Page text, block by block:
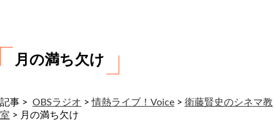
月の満ち欠け
記事 > OBSラジオ >情熱ライブ！Voice > 衛藤賢史のシネマ教
室 > 月の満ち欠け